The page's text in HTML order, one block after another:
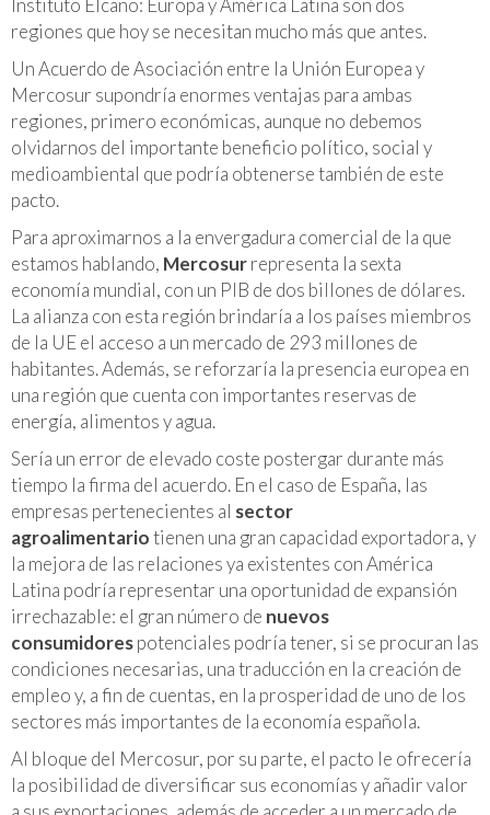
regiones que hoy se necesitan mucho más que antes.
Un Acuerdo de Asociación entre la Unión Europea y
Mercosur supondría enormes ventajas para ambas
regiones, primero económicas, aunque no debemos
olvidarnos del importante beneficio político, social y
medioambiental que podría obtenerse también de este
pacto.
Para aproximarnos a la envergadura comercial de la que
estamos hablando, Mercosurrepresenta la sexta
economía mundial, con un PIB de dos billones de dólares.
La alianza con esta región brindaría a los países miembros
de la UE el acceso a un mercado de 293 millones de
habitantes. Además, se reforzaría la presencia europea en
una región que cuenta con importantes reservas de
energía, alimentos y agua.
Sería un error de elevado coste postergar durante más
tiempo la firma del acuerdo. En el caso de España, las
empresas pertenecientes al sector
agroalimentariotienen una gran capacidad exportadora, y
la mejora de las relaciones ya existentes con América
Latina podría representar una oportunidad de expansión
irrechazable: el gran número de nuevos
consumidorespotenciales podría tener, si se procuran las
condiciones necesarias, una traducción en la creación de
empleo y, a fin de cuentas, en la prosperidad de uno de los
sectores más importantes de la economía española.
Al bloque del Mercosur, por su parte, el pacto le ofrecería
la posibilidad de diversificar sus economías y añadir valor